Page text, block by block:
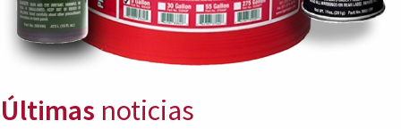
Últimas noticias